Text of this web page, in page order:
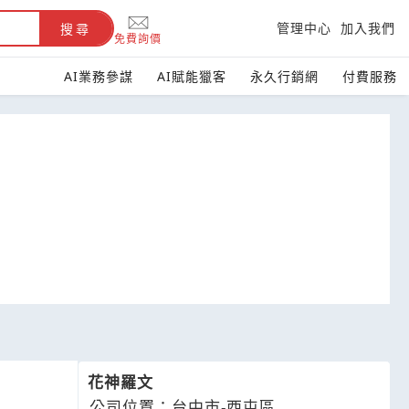
搜尋
免費詢價
管理中心 加入我們
AI業務參謀 AI賦能獵客 永久行銷網 付費服務
花神羅文